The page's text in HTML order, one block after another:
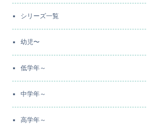
シリーズ一覧
幼児〜
低学年～
中学年～
高学年～